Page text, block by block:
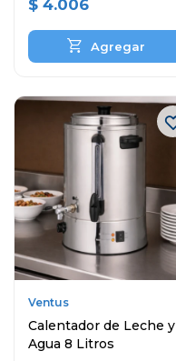
$ 4.006
Ventus
Calentador de Leche y
Agua 8 Litros